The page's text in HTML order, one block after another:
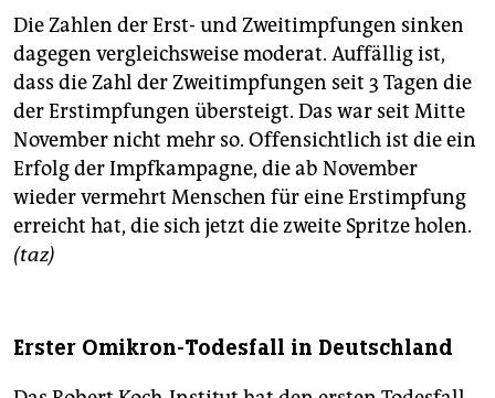
Die Zahlen der Erst- und Zweitimpfungen sinken
dagegen vergleichsweise moderat. Auffällig ist,
dass die Zahl der Zweitimpfungen seit 3 Tagen die
der Erstimpfungen übersteigt. Das war seit Mitte
November nicht mehr so. Offensichtlich ist die ein
Erfolg der Impfkampagne, die ab November
wieder vermehrt Menschen für eine Erstimpfung
erreicht hat, die sich jetzt die zweite Spritze holen.
(taz)
Erster Omikron-Todesfall in Deutschland